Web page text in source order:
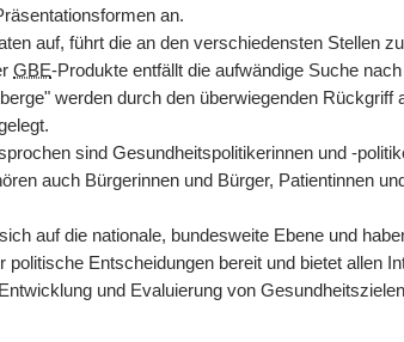
an.
auf, führt die an den verschiedensten Stellen
GBE-Produkte entfällt die aufwändige Suche
werden durch den überwiegenden
sind Gesundheitspolitikerinnen und -
auch Bürgerinnen und Bürger, Patientinnen
auf die nationale, bundesweite Ebene und
Entscheidungen bereit und bietet allen
und Evaluierung von